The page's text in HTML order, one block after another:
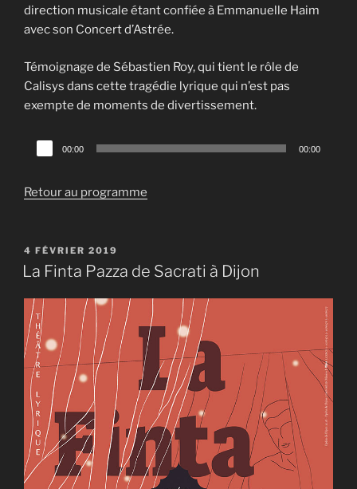
direction musicale étant confiée à Emmanuelle Haim
avec son Concert d’Astrée.
Témoignage de Sébastien Roy, qui tient le rôle de
Calisys dans cette tragédie lyrique qui n’est pas
exempte de moments de divertissement.
Lecteur
audio
00:00 00:00
Retour au programme
PUBLIÉ
LE
4 FÉVRIER 2019
La Finta Pazza de Sacrati à Dijon